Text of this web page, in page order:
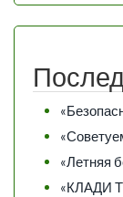
«Летняя
«КЛАДИ